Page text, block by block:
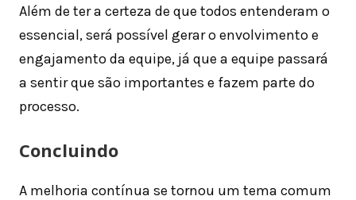
Além de ter a certeza de que todos entenderam o
essencial, será possível gerar o envolvimento e
engajamento da equipe, já que a equipe passará
a sentir que são importantes e fazem parte do
processo.
Concluindo
A melhoria contínua se tornou um tema comum